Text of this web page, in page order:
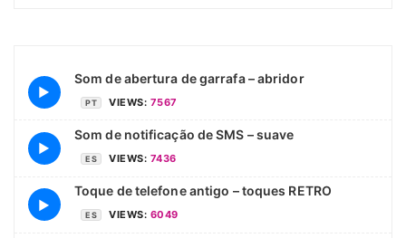
▶
Som de abertura de garrafa – abridor
PT VIEWS: 7567
▶
Som de notificação de SMS – suave
ES VIEWS: 7436
▶
Toque de telefone antigo – toques RETRO
ES VIEWS: 6049